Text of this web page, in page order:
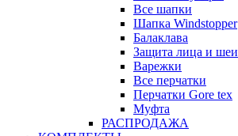
Все шапки
Шапка Windstopper
Балаклава
Защита лица и шеи
Варежки
Все перчатки
Перчатки Gore tex
Муфта
РАСПРОДАЖА